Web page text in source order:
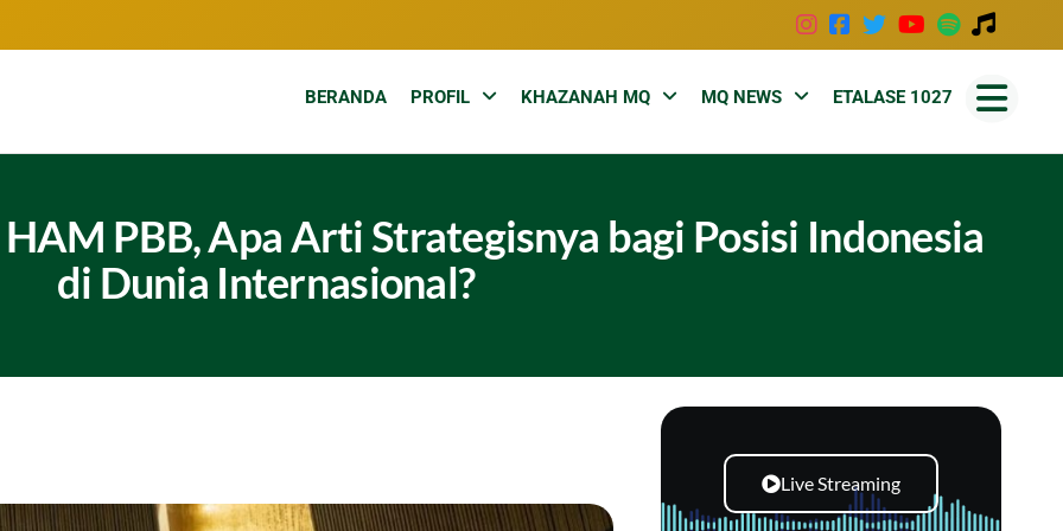
BERANDA PROFIL KHAZANAH MQ MQ NEWS ETALASE 1027
PBB, Apa Arti Strategisnya bagi Posisi Indonesia
di Dunia Internasional?
Live Streaming